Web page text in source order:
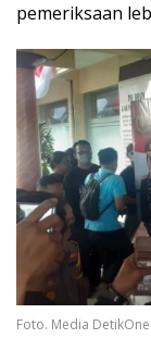
pemeriksaan
Foto. Media